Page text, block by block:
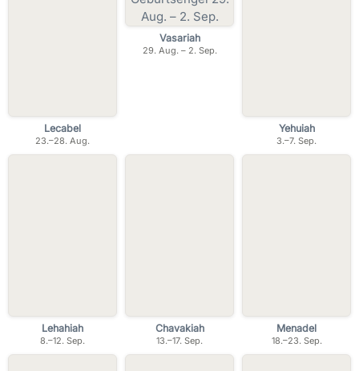
Lecabel
23.–28. Aug.
Vasariah
29. Aug. – 2. Sep.
Yehuiah
3.–7. Sep.
Lehahiah
8.–12. Sep.
Chavakiah
13.–17. Sep.
Menadel
18.–23. Sep.